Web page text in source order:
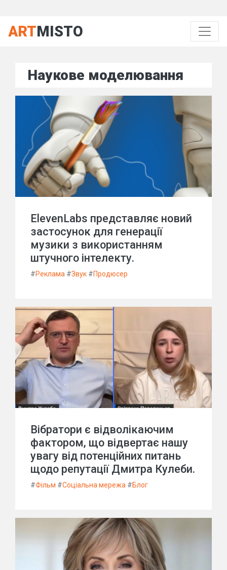
ARTMISTO
Наукове моделювання
ElevenLabs представляє новий
застосунок для генерації
музики з використанням
штучного інтелекту.
#Реклама #Звук #Продюсер
Вібратори є відволікаючим
фактором, що відвертає нашу
увагу від потенційних питань
щодо репутації Дмитра Кулеби.
#Фільм #Соціальна мережа #Блог